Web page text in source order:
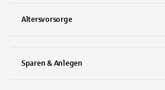
Altersvorsorge
Sparen & Anlegen